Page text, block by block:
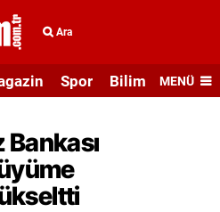
Ara
Spor Bilim veMENÜ